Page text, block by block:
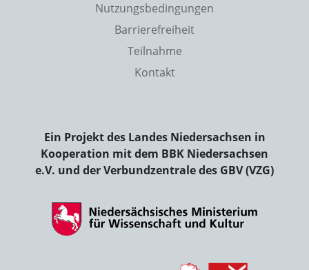
Nutzungsbedingungen
Barrierefreiheit
Teilnahme
Kontakt
Ein Projekt des Landes Niedersachsen in
Kooperation mit dem BBK Niedersachsen
e.V. und der Verbundzentrale des GBV (VZG)